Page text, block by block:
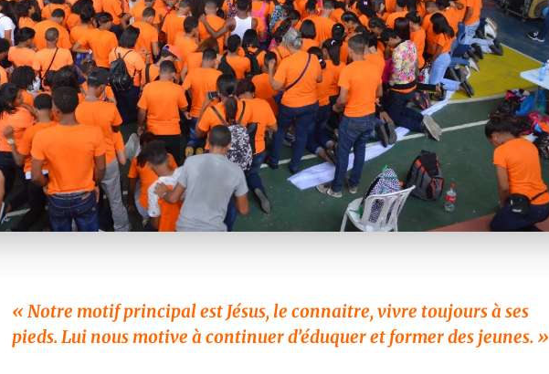
« Notre motif principal est Jésus, le connaitre, vivre toujours à ses
pieds. Lui nous motive à continuer d’éduquer et former des jeunes. »